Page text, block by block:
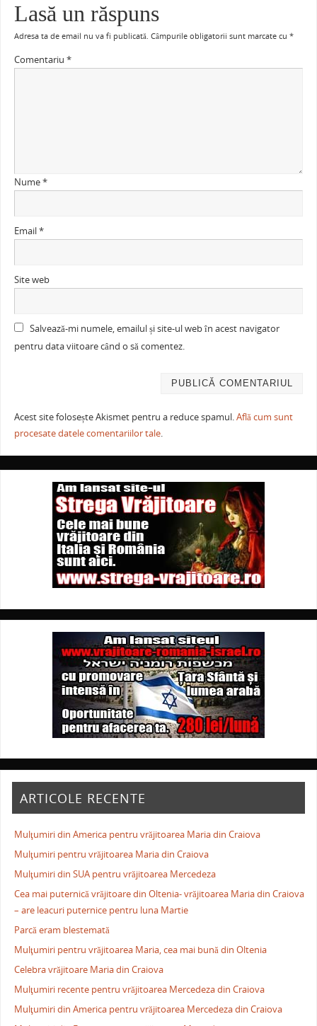
Lasă un răspuns
Adresa ta de email nu va fi publicată. Câmpurile obligatorii sunt marcate cu *
Comentariu *
Nume*
Email*
Site web
Salvează-mi numele, emailul și site-ul web în acest navigator
pentru data viitoare când o să comentez.
Acest site folosește Akismet pentru a reduce spamul.Află cum sunt
procesate datele comentariilor tale.
ARTICOLE RECENTE
Mulţumiri din America pentru vrăjitoarea Maria din Craiova
Mulţumiri pentru vrăjitoarea Maria din Craiova
Mulţumiri din SUA pentru vrăjitoarea Mercedeza
Cea mai puternică vrăjitoare din Oltenia- vrăjitoarea Maria din Craiova
– are leacuri puternice pentru luna Martie
Parcă eram blestemată
Mulţumiri pentru vrăjitoarea Maria, cea mai bună din Oltenia
Celebra vrăjitoare Maria din Craiova
Mulţumiri recente pentru vrăjitoarea Mercedeza din Craiova
Mulţumiri din America pentru vrăjitoarea Mercedeza din Craiova